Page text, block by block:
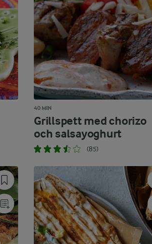
40 MIN
Grillspett med chorizo
och salsayoghurt
(85)